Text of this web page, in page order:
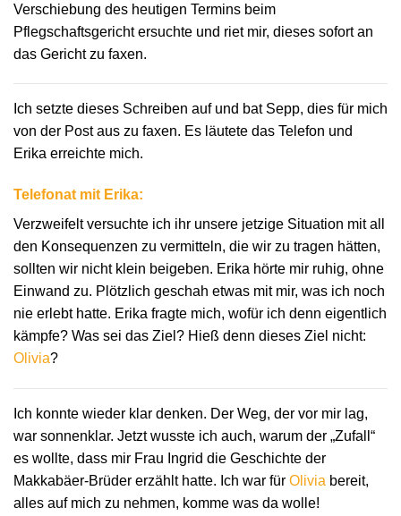
Verschiebung des heutigen Termins beim
Pflegschaftsgericht ersuchte und riet mir, dieses sofort an
das Gericht zu faxen.
Ich setzte dieses Schreiben auf und bat Sepp, dies für mich
von der Post aus zu faxen. Es läutete das Telefon und
Erika erreichte mich.
Telefonat mit Erika:
Verzweifelt versuchte ich ihr unsere jetzige Situation mit all
den Konsequenzen zu vermitteln, die wir zu tragen hätten,
sollten wir nicht klein beigeben. Erika hörte mir ruhig, ohne
Einwand zu. Plötzlich geschah etwas mit mir, was ich noch
nie erlebt hatte. Erika fragte mich, wofür ich denn eigentlich
kämpfe? Was sei das Ziel? Hieß denn dieses Ziel nicht:
Olivia?
Ich konnte wieder klar denken. Der Weg, der vor mir lag,
war sonnenklar. Jetzt wusste ich auch, warum der „Zufall“
es wollte, dass mir Frau Ingrid die Geschichte der
Makkabäer-Brüder erzählt hatte. Ich war für Olivia bereit,
alles auf mich zu nehmen, komme was da wolle!